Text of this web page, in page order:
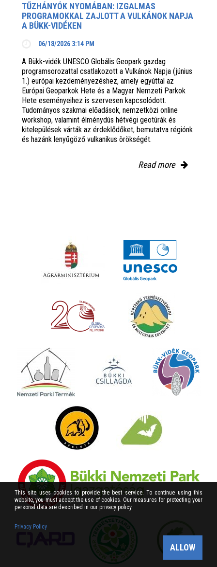
TŰZHÁNYÓK NYOMÁBAN: IZGALMAS
PROGRAMOKKAL ZAJLOTT A VULKÁNOK NAPJA
A BÜKK-VIDÉKEN
06/18/2026 3:14 PM
A Bükk-vidék UNESCO Globális Geopark gazdag
programsorozattal csatlakozott a Vulkánok Napja (június
1.) európai kezdeményezéshez, amely egyúttal az
Európai Geoparkok Hete és a Magyar Nemzeti Parkok
Hete eseményeihez is szervesen kapcsolódott.
Tudományos szakmai előadások, nemzetközi online
workshop, valamint élménydús hétvégi geotúrák és
kitelepülések várták az érdeklődőket, bemutatva régiónk
és hazánk lenyűgöző vulkanikus örökségét.
Read more
This site uses cookies to provide the best service. To continue using this
website, you must accept the use of cookies. Our measures for protecting your
personal data are described in our privacy policy.
Privacy Policy
ALLOW